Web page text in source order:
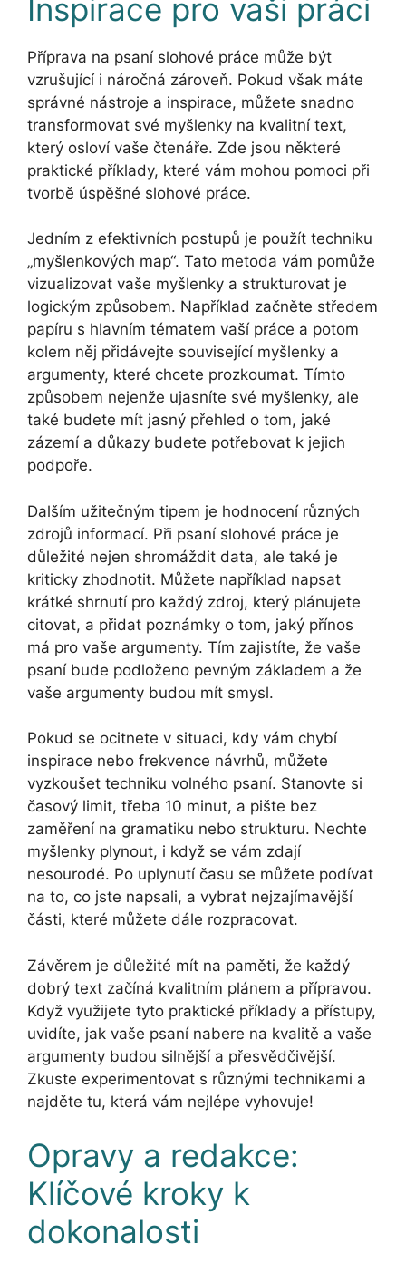
Inspirace pro vaši práci
Příprava na psaní slohové práce může být
vzrušující i náročná zároveň. Pokud však máte
správné nástroje a inspirace, můžete snadno
transformovat své myšlenky na kvalitní text,
který osloví vaše čtenáře. Zde jsou některé
praktické příklady, které vám mohou pomoci při
tvorbě úspěšné slohové práce.
Jedním z efektivních postupů je použít techniku
„myšlenkových map“. Tato metoda vám pomůže
vizualizovat vaše myšlenky a strukturovat je
logickým způsobem. Například začněte středem
papíru s hlavním tématem vaší práce a potom
kolem něj přidávejte související myšlenky a
argumenty, které chcete prozkoumat. Tímto
způsobem nejenže ujasníte své myšlenky, ale
také budete mít jasný přehled o tom, jaké
zázemí a důkazy budete potřebovat k jejich
podpoře.
Dalším užitečným tipem je hodnocení různých
zdrojů informací. Při psaní slohové práce je
důležité nejen shromáždit data, ale také je
kriticky zhodnotit. Můžete například napsat
krátké shrnutí pro každý zdroj, který plánujete
citovat, a přidat poznámky o tom, jaký přínos
má pro vaše argumenty. Tím zajistíte, že vaše
psaní bude podloženo pevným základem a že
vaše argumenty budou mít smysl.
Pokud se ocitnete v situaci, kdy vám chybí
inspirace nebo frekvence návrhů, můžete
vyzkoušet techniku volného psaní. Stanovte si
časový limit, třeba 10 minut, a pište bez
zaměření na gramatiku nebo strukturu. Nechte
myšlenky plynout, i když se vám zdají
nesourodé. Po uplynutí času se můžete podívat
na to, co jste napsali, a vybrat nejzajímavější
části, které můžete dále rozpracovat.
Závěrem je důležité mít na paměti, že každý
dobrý text začíná kvalitním plánem a přípravou.
Když využijete tyto praktické příklady a přístupy,
uvidíte, jak vaše psaní nabere na kvalitě a vaše
argumenty budou silnější a přesvědčivější.
Zkuste experimentovat s různými technikami a
najděte tu, která vám nejlépe vyhovuje!
Opravy a redakce:
Klíčové kroky k
dokonalosti